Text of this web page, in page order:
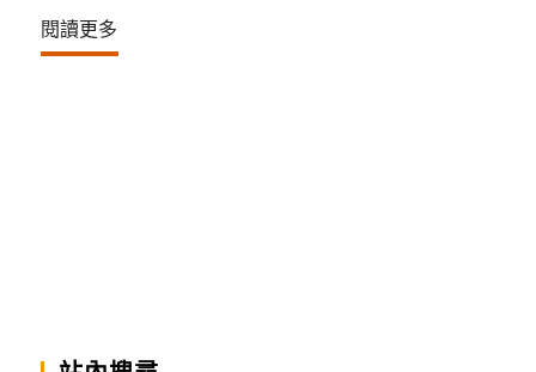
閱讀更多